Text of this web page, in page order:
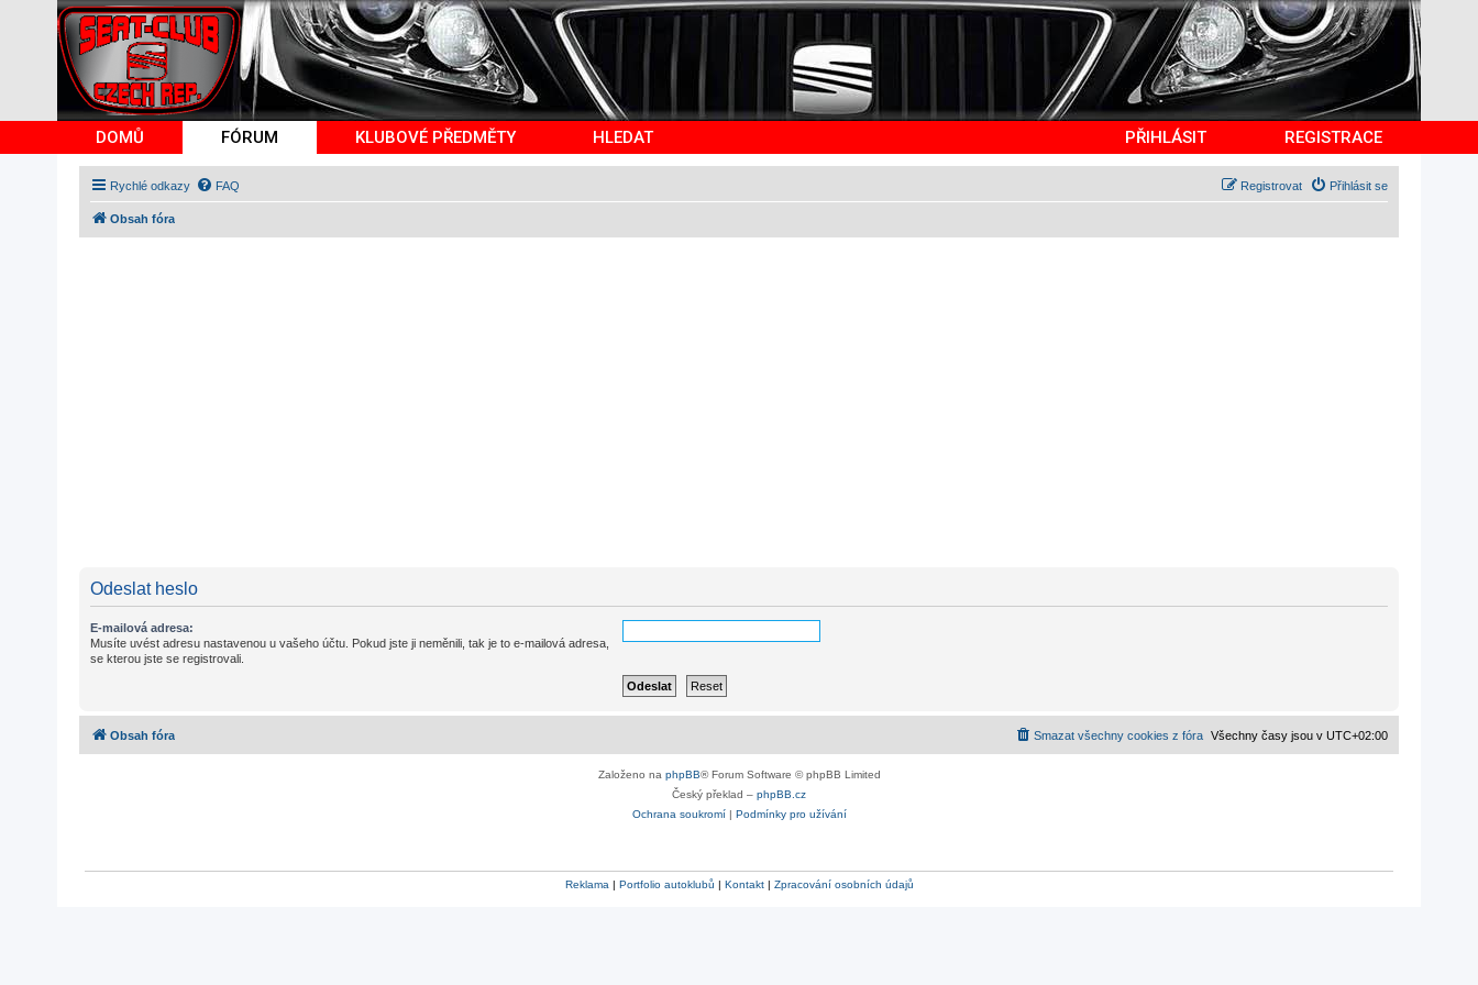
DOMŮ FÓRUM KLUBOVÉ PŘEDMĚTY HLEDAT PŘIHLÁSIT REGISTRACE
Rychlé odkazy FAQ Přihlásit se
Registrovat
Obsah fóra
Odeslat heslo
E-mailová adresa:
Musíte uvést adresu nastavenou u vašeho účtu. Pokud jste ji neměnili, tak je to e-mailová adresa,
se kterou jste se registrovali.
Obsah fóra Všechny časy jsou v UTC+02:00
Smazat všechny cookies z fóra
Založeno na phpBB® Forum Software © phpBB Limited
Český překlad – phpBB.cz
Ochrana soukromí| Podmínky pro užívání
Reklama | Portfolio autoklubů | Kontakt| Zpracování osobních údajů